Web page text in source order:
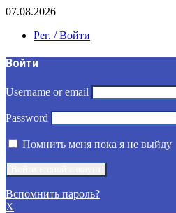
07.08.2026
Рег. / Войти
Войти
Username or email
Password
Помнить меня пока я не выйду
Вспомнить пароль?
X